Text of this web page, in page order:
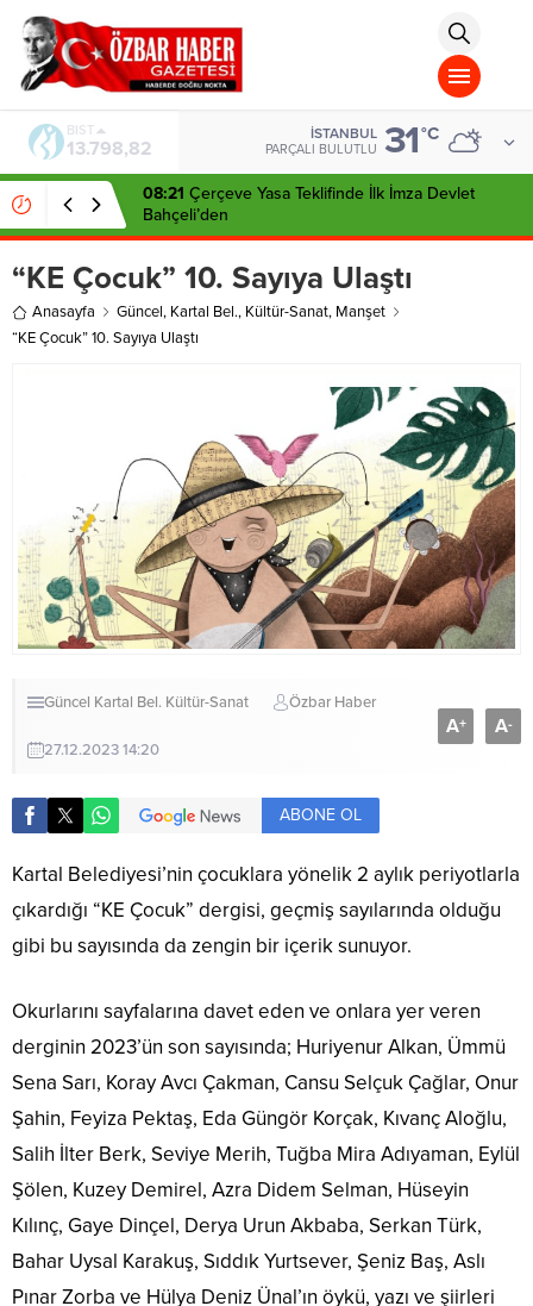
islami
chat
omegla
türk
sohbet
cinsel
sohbet
dini
chat
BIST
13.798,82
İSTANBUL
PARÇALI BULUTLU 31°C
08:21 Çerçeve Yasa Teklifinde İlk İmza Devlet
Bahçeli’den
“KE Çocuk” 10. Sayıya Ulaştı
Anasayfa Güncel, Kartal Bel., Kültür-Sanat, Manşet
“KE Çocuk” 10. Sayıya Ulaştı
Güncel Kartal Bel. Kültür-Sanat Özbar Haber
27.12.2023 14:20
A+ A-
ABONE OL
Kartal Belediyesi’nin çocuklara yönelik 2 aylık periyotlarla
çıkardığı “KE Çocuk” dergisi, geçmiş sayılarında olduğu
gibi bu sayısında da zengin bir içerik sunuyor.
Okurlarını sayfalarına davet eden ve onlara yer veren
derginin 2023’ün son sayısında; Huriyenur Alkan, Ümmü
Sena Sarı, Koray Avcı Çakman, Cansu Selçuk Çağlar, Onur
Şahin, Feyiza Pektaş, Eda Güngör Korçak, Kıvanç Aloğlu,
Salih İlter Berk, Seviye Merih, Tuğba Mira Adıyaman, Eylül
Şölen, Kuzey Demirel, Azra Didem Selman, Hüseyin
Kılınç, Gaye Dinçel, Derya Urun Akbaba, Serkan Türk,
Bahar Uysal Karakuş, Sıddık Yurtsever, Şeniz Baş, Aslı
Pınar Zorba ve Hülya Deniz Ünal’ın öykü, yazı ve şiirleri